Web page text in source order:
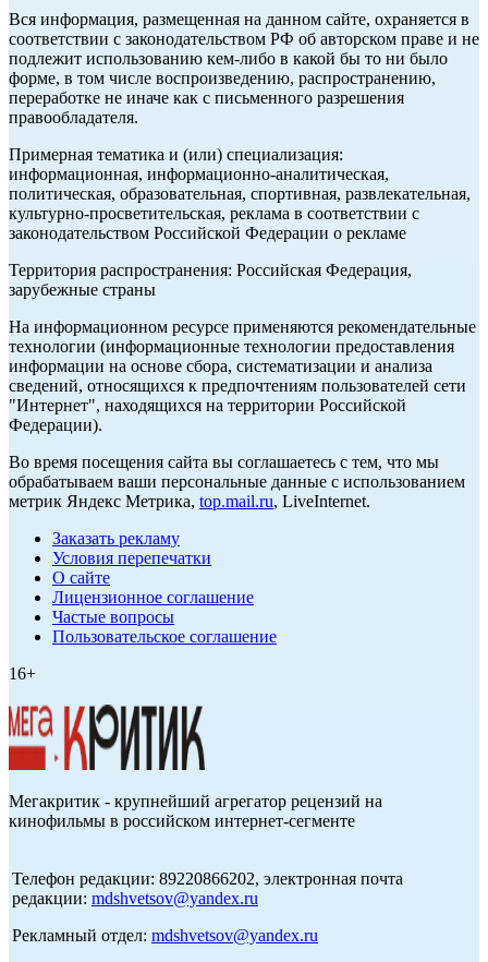
Вся информация, размещенная на данном сайте, охраняется в
соответствии с законодательством РФ об авторском праве и не
подлежит использованию кем-либо в какой бы то ни было
форме, в том числе воспроизведению, распространению,
переработке не иначе как с письменного разрешения
правообладателя.
Примерная тематика и (или) специализация:
информационная, информационно-аналитическая,
политическая, образовательная, спортивная, развлекательная,
культурно-просветительская, реклама в соответствии с
законодательством Российской Федерации о рекламе
Территория распространения: Российская Федерация,
зарубежные страны
На информационном ресурсе применяются рекомендательные
технологии (информационные технологии предоставления
информации на основе сбора, систематизации и анализа
сведений, относящихся к предпочтениям пользователей сети
"Интернет", находящихся на территории Российской
Федерации).
Во время посещения сайта вы соглашаетесь с тем, что мы
обрабатываем ваши персональные данные с использованием
метрик Яндекс Метрика, top.mail.ru, LiveInternet.
Заказать рекламу
Условия перепечатки
О сайте
Лицензионное соглашение
Частые вопросы
Пользовательское соглашение
16+
Мегакритик - крупнейший агрегатор рецензий на
кинофильмы в российском интернет-сегменте
Телефон редакции: 89220866202, электронная почта
редакции: mdshvetsov@yandex.ru
Рекламный отдел: mdshvetsov@yandex.ru